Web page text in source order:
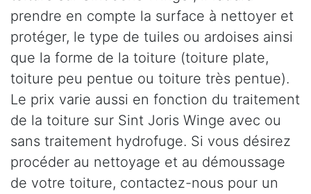
prendre en compte la surface à nettoyer et
protéger, le type de tuiles ou ardoises ainsi
que la forme de la toiture (toiture plate,
toiture peu pentue ou toiture très pentue).
Le prix varie aussi en fonction du traitement
de la toiture sur Sint Joris Winge avec ou
sans traitement hydrofuge. Si vous désirez
procéder au nettoyage et au démoussage
de votre toiture, contactez-nous pour un